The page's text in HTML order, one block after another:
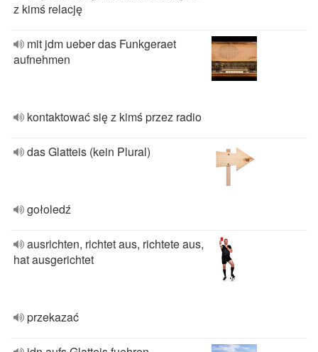
z kimś relację
mit jdm ueber das Funkgeraet
aufnehmen
kontaktować się z kimś przez radio
das Glatteis (kein Plural)
gołoledź
ausrichten, richtet aus, richtete aus,
hat ausgerichtet
przekazać